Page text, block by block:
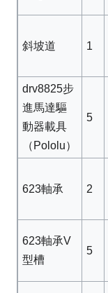
斜坡道 1
drv8825步
進馬達驅
動器載具
（Pololu）
5
623軸承 2
623軸承V
型槽
5